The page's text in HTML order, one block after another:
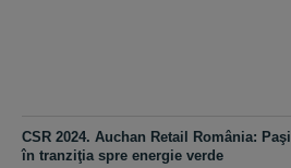
CSR 2024. Auchan Retail România: Paşi
în tranziţia spre energie verde